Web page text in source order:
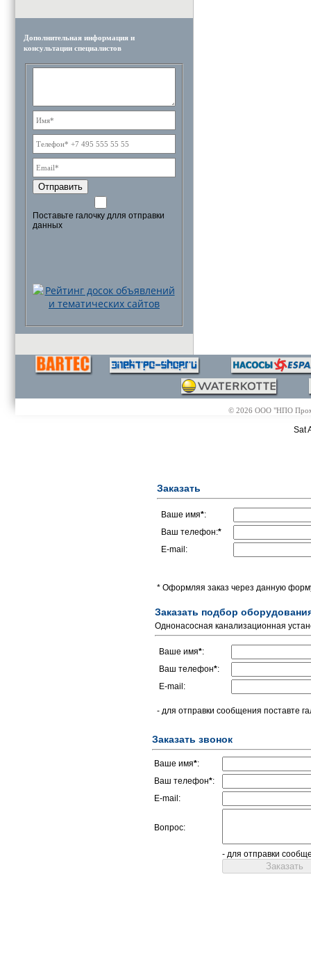
Дополнительная информация и
консультации специалистов
Отправить
Поставьте галочку длля отправки
данных
© 2026 ООО "НПО
Sat
Заказать
Ваше имя*:
Ваш телефон:*
E-mail:
* Оформляя заказ через данную
Заказать подбор
Однонасосная канализационная
Ваше имя*:
Ваш телефон*:
E-mail:
- для отправки сообщения поставте
Заказать звонок
Ваше имя*:
Ваш телефон*:
E-mail:
Вопрос:
- для отправки